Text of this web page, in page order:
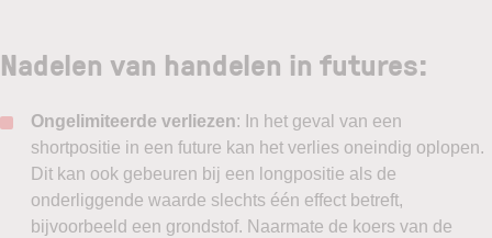
Nadelen van handelen in futures:
Ongelimiteerde verliezen: In het geval van een
shortpositie in een future kan het verlies oneindig oplopen.
Dit kan ook gebeuren bij een longpositie als de
onderliggende waarde slechts één effect betreft,
bijvoorbeeld een grondstof. Naarmate de koers van de